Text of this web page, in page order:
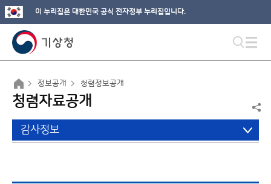
이 누리집은 대한민국 공식 전자정부 누리집입니다.
정보공개 청렴정보공개
청렴자료공개
감사정보